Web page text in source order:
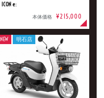
ICON e:
本体価格 ¥215,000
NEW 明石店